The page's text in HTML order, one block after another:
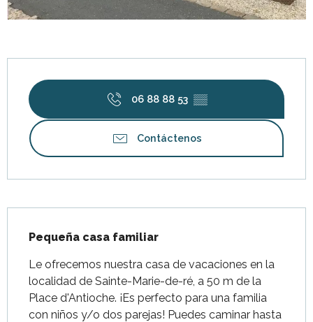
06 88 88 53 ▒▒
Contáctenos
Pequeña casa familiar
Le ofrecemos nuestra casa de vacaciones en la
localidad de Sainte-Marie-de-ré, a 50 m de la
Place d'Antioche. ¡Es perfecto para una familia
con niños y/o dos parejas! Puedes caminar hasta